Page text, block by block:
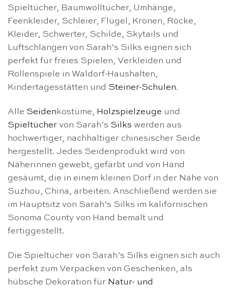
Spieltücher, Baumwolltücher, Umhänge,
Feenkleider, Schleier, Flügel, Kronen, Röcke,
Kleider, Schwerter, Schilde, Skytails und
Luftschlangen von Sarah’s Silks eignen sich
perfekt für freies Spielen, Verkleiden und
Rollenspiele in Waldorf-Haushalten,
Kindertagesstätten und Steiner-Schulen.
Alle Seiden kostüme, Holzspielzeuge und
Spieltücher von Sarah’s Silks werden aus
hochwertiger, nachhaltiger chinesischer Seide
hergestellt. Jedes Seidenprodukt wird von
Näherinnen gewebt, gefärbt und von Hand
gesäumt, die in einem kleinen Dorf in der Nähe von
Suzhou, China, arbeiten. Anschließend werden sie
im Hauptsitz von Sarah’s Silks im kalifornischen
Sonoma County von Hand bemalt und
fertiggestellt.
Die Spieltücher von Sarah’s Silks eignen sich auch
perfekt zum Verpacken von Geschenken, als
hübsche Dekoration für Natur- und